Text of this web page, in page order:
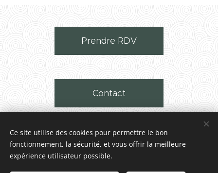
Prendre RDV
Contact
Ce site utilise des cookies pour permettre le bon
fonctionnement, la sécurité, et vous offrir la meilleure
expérience utilisateur possible.